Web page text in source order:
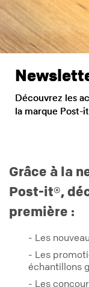
Découvrez les
la marque Post-
Grâce à la
Post-it®,
première :
- Les
- Les
échantillons
- Les